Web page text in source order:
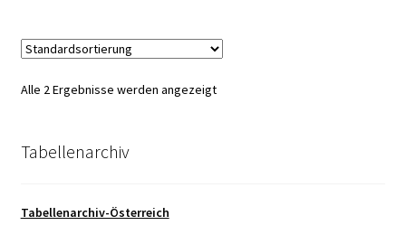
Alle 2 Ergebnisse werden angezeigt
Tabellenarchiv
Tabellenarchiv-Österreich